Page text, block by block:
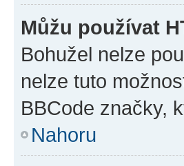
Můžu používat
Bohužel nelze
nelze tuto
BBCode značky,
Nahoru